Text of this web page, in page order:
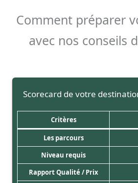
Comment préparer
avec nos conseils
Scorecard de votre
Critères
Les parcours
Niveau requis
Rapport Qualité / Prix